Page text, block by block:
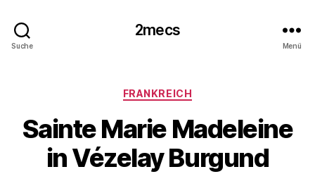
Suche
2mecs
Menü
Kategorien
FRANKREICH
Sainte Marie Madeleine
in Vézelay Burgund